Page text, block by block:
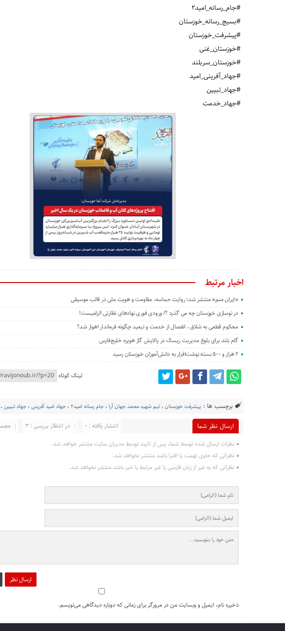
#جام_رسانه_امید۲
#بسیج_رسانه_خوزستان
#پیشرفت‌_خوزستان
#خوزستان_غنی
#خوزستان_سربلند
#جهاد_آفرینی_امید
#جهاد_تبیین
#جهاد_خدمت
اخبار مرتبط
«ایران منم» منتشر شد؛ روایت حماسه، مقاومت و هویت ملی در قالب موسیقی
در نوسازی خوزستان چه می گذرد ؟/ ورودی فوری نهادهای نظارتی الزامیست!
محکوم قطعی به شلاق ، انفصال از خدمت و تبعید چگونه فرماندار اهواز شد؟
گام بلند برای بلوغ مدیریت ریسک در پالایش گاز هویزه خلیج‌فارس
۲ هزار و ۵۰۰ بسته نوشت‌افزار به دانش‌آموزان خوزستان رسید
لینک کوتاه
برچسب ها : پیشرفت‌ خوزستان ،تیم شهید محمد جهان آرا ،جام رسانه امید۲ ،جهاد امید آفرینی ،جهاد تبیین
ارسال نظر شما در انتظار بررسی : 3 انتشار یافته : 0
نظرات ارسال شده توسط شما، پس از تایید توسط مدیران سایت منتشر خواهد شد.
نظراتی که حاوی تهمت یا افترا باشد منتشر نخواهد شد.
نظراتی که به غیر از زبان فارسی یا غیر مرتبط با خبر باشد منتشر نخواهد شد.
ارسال نظر
ذخیره نام، ایمیل و وبسایت من در مرورگر برای زمانی که دوباره دیدگاهی می‌نویسم.